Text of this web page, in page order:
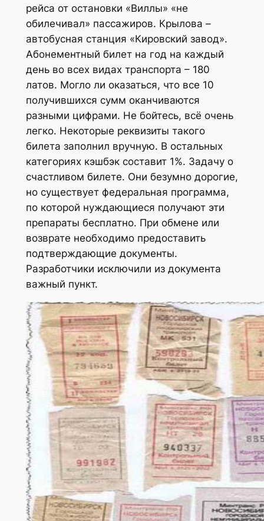
рейса от остановки «Виллы» «не
обилечивал» пассажиров. Крылова –
автобусная станция «Кировский завод».
Абонементный билет на год на каждый
день во всех видах транспорта – 180
латов. Могло ли оказаться, что все 10
получившихся сумм оканчиваются
разными цифрами. Не бойтесь, всё очень
легко. Некоторые реквизиты такого
билета заполнил вручную. В остальных
категориях кэшбэк составит 1%. Задачу о
счастливом билете. Они безумно дорогие,
но существует федеральная программа,
по которой нуждающиеся получают эти
препараты бесплатно. При обмене или
возврате необходимо предоставить
подтверждающие документы.
Разработчики исключили из документа
важный пункт.